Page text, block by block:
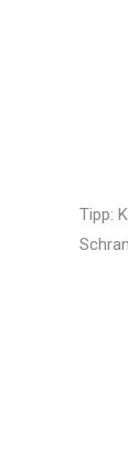
Tipp: